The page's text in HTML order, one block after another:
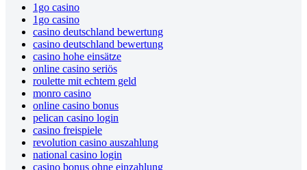
1go casino
1go casino
casino deutschland bewertung
casino deutschland bewertung
casino hohe einsätze
online casino seriös
roulette mit echtem geld
monro casino
online casino bonus
pelican casino login
casino freispiele
revolution casino auszahlung
national casino login
casino bonus ohne einzahlung